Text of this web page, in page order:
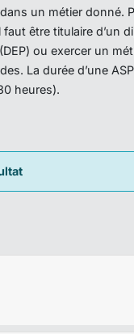
un métier donné.
être titulaire d’un
ou exercer un
La durée d’une
heures).